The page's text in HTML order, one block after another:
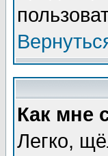
Как мне
Легко,